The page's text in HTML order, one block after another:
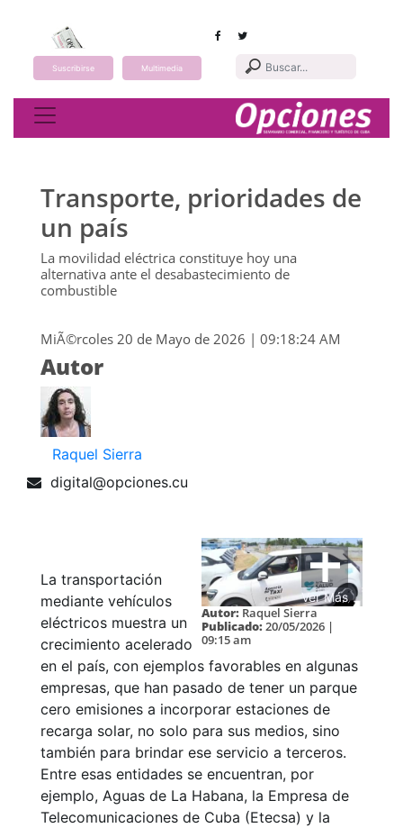
Suscribirse Multimedia
Toggle navigation
Transporte, prioridades de
un país
La movilidad eléctrica constituye hoy una
alternativa ante el desabastecimiento de
combustible
MiÃ©rcoles 20 de Mayo de 2026 | 09:18:24 AM
Autor
Raquel Sierra
digital@opciones.cu
Ver Más
Autor: Raquel Sierra
Publicado: 20/05/2026 |
09:15 am
La transportación
mediante vehículos
eléctricos muestra un
crecimiento acelerado
en el país, con ejemplos favorables en algunas
empresas, que han pasado de tener un parque
cero emisiones a incorporar estaciones de
recarga solar, no solo para sus medios, sino
también para brindar ese servicio a terceros.
Entre esas entidades se encuentran, por
ejemplo, Aguas de La Habana, la Empresa de
Telecomunicaciones de Cuba (Etecsa) y la